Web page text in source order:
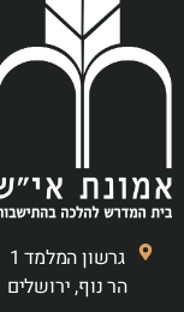
גרשון המלמד 1
הר נוף, ירושלים